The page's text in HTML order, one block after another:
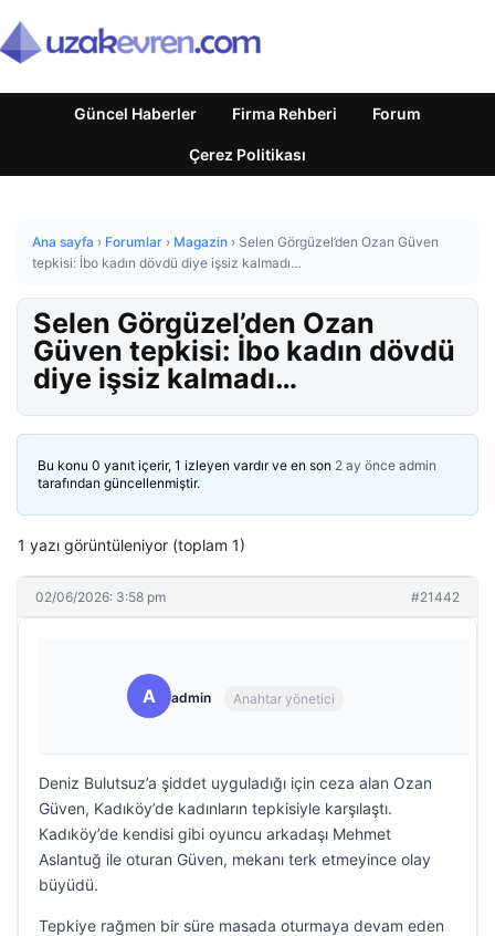
Güncel Haberler Firma Rehberi Forum
Çerez Politikası
Ana sayfa › Forumlar › Magazin › Selen Görgüzel’den Ozan Güven
tepkisi: İbo kadın dövdü diye işsiz kalmadı…
Selen Görgüzel’den Ozan
Güven tepkisi: İbo kadın dövdü
diye işsiz kalmadı…
Bu konu 0 yanıt içerir, 1 izleyen vardır ve en son 2 ay önce admin
tarafından güncellenmiştir.
1 yazı görüntüleniyor (toplam 1)
02/06/2026: 3:58 pm #21442
A admin Anahtar yönetici
Deniz Bulutsuz’a şiddet uyguladığı için ceza alan Ozan
Güven, Kadıköy’de kadınların tepkisiyle karşılaştı.
Kadıköy’de kendisi gibi oyuncu arkadaşı Mehmet
Aslantuğ ile oturan Güven, mekanı terk etmeyince olay
büyüdü.
Tepkiye rağmen bir süre masada oturmaya devam eden